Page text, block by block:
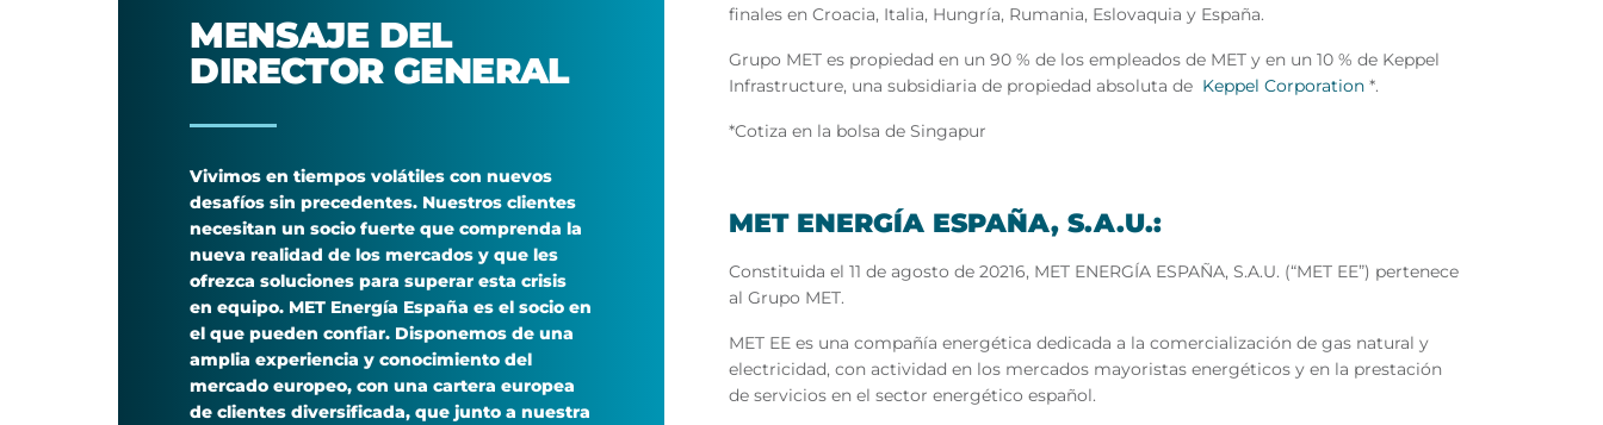
MENSAJE DEL
DIRECTOR GENERAL
Vivimos en tiempos volátiles con nuevos
desafíos sin precedentes. Nuestros clientes
necesitan un socio fuerte que comprenda la
nueva realidad de los mercados y que les
ofrezca soluciones para superar esta crisis
en equipo. MET Energía España es el socio en
el que pueden confiar. Disponemos de una
amplia experiencia y conocimiento del
mercado europeo, con una cartera europea
de clientes diversificada, que junto a nuestra
finales en Croacia, Italia, Hungría, Rumania, Eslovaquia y España.
Grupo MET es propiedad en un 90 % de los empleados de MET y en un 10 % de Keppel
Infrastructure, una subsidiaria de propiedad absoluta de Keppel Corporation *.
*Cotiza en la bolsa de Singapur
MET ENERGÍA ESPAÑA, S.A.U.:
Constituida el 11 de agosto de 20216, MET ENERGÍA ESPAÑA, S.A.U. (“MET EE”) pertenece
al Grupo MET.
MET EE es una compañía energética dedicada a la comercialización de gas natural y
electricidad, con actividad en los mercados mayoristas energéticos y en la prestación
de servicios en el sector energético español.